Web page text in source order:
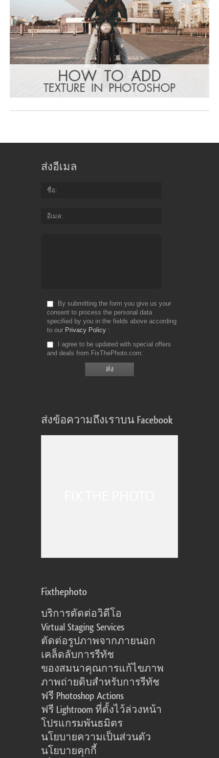
ส่งอีเมล
ชื่อ
อีเมล
By submitting the form you give us your
consent to process the personal data
specified by you in the fields above according
to our Privacy Policy
I agree to be updated with special offers
and deals from FixThePhoto.com
ส่งข้อความถึงเราบน Facebook
Fixthephoto
บริการตัดต่อวิดีโอ
Virtual Staging Services
ตัดต่อรูปภาพจากภายนอก
เคล็ดลับการรีทัช
ของสมนาคุณการแก้ไขภาพ
ภาพถ่ายดิบสำหรับการรีทัช
ฟรี Photoshop Actions
ฟรี Lightroom ที่ตั้งไว้ล่วงหน้า
โปรแกรมพันธมิตร
นโยบายความเป็นส่วนตัว
นโยบายคุกกี้